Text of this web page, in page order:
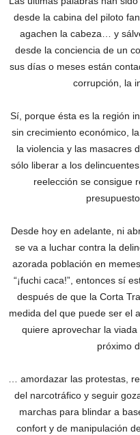
desde la cabina del piloto
agachen la cabeza… y
desde la conciencia de un
sus días o meses están
corrupción, la
Sí, porque ésta es la región
sin crecimiento económico,
la violencia y las masacres
sólo liberar a los
reelección se consigue
Desde hoy en adelante, ni
se va a luchar contra la
azorada población en
“¡fuchi caca!”, entonces sí
después de que la Corta
medida del que puede ser el
quiere aprovechar la
próximo
… amordazar las protestas,
del narcotráfico y seguir
marchas para blindar a
confort y de manipulación